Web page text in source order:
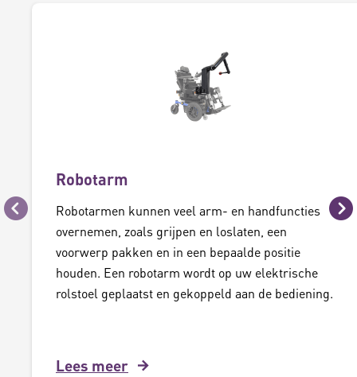
Vorige
Robotarm
Robotarmen kunnen veel arm- en handfuncties
overnemen, zoals grijpen en loslaten, een
voorwerp pakken en in een bepaalde positie
houden. Een robotarm wordt op uw elektrische
rolstoel geplaatst en gekoppeld aan de bediening.
Lees meer